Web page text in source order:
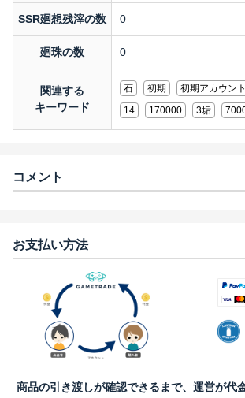
SSR廻想残滓の数 0
廻珠の数 0
関連する
キーワード
石 初期 初期アカウント
14
170000 3垢
コメント
お支払い方法
商品の引き渡しが確認できるまで、運営が代